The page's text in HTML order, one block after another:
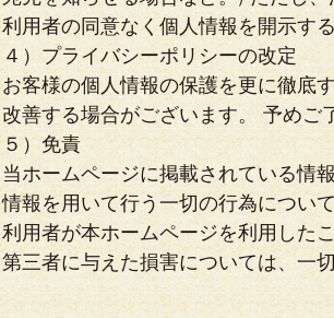
利用者の同意なく個人情報を開示す
４）プライバシーポリシーの改定
お客様の個人情報の保護を更に徹底
改善する場合がございます。 予めご
５）免責
当ホームページに掲載されている情
情報を用いて行う一切の行為につい
利用者が本ホームページを利用した
第三者に与えた損害については、一